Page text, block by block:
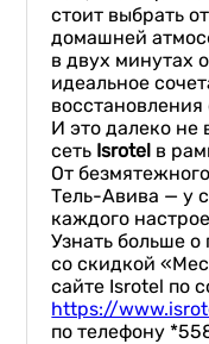
стоит выбрать
домашней
в двух минутах
идеальное
восстановления
И это далеко не
сеть Isrotel в
От
Тель-Авива — у
каждого
Узнать больше о
со скидкой
сайте Isrotel по
https://
по телефону